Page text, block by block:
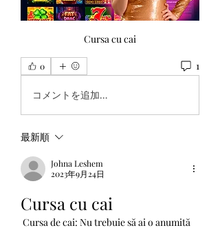
Cursa cu cai
0 1
コメントを追加…
最新順
Johna Leshem
2023年9月24日
Cursa cu cai